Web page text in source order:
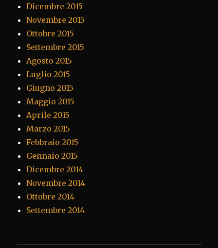
Dicembre 2015
Novembre 2015
Ottobre 2015
Settembre 2015
Agosto 2015
Luglio 2015
Giugno 2015
Maggio 2015
Aprile 2015
Marzo 2015
Febbraio 2015
Gennaio 2015
Dicembre 2014
Novembre 2014
Ottobre 2014
Settembre 2014